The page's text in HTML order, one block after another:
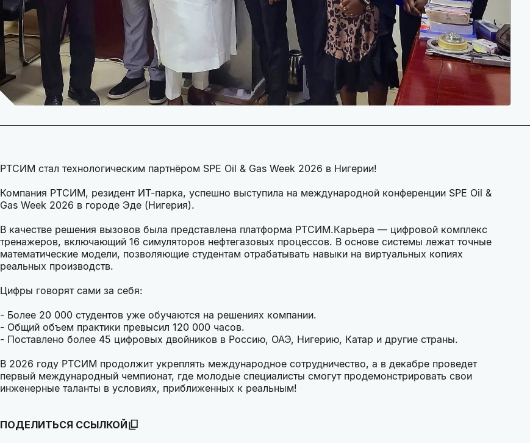
РТСИМ стал технологическим партнёром SPE Oil & Gas Week 2026 в Нигерии!
Компания РТСИМ, резидент ИТ-парка, успешно выступила на международной конференции SPE Oil &
Gas Week 2026 в городе Эде (Нигерия).
В качестве решения вызовов была представлена платформа РТСИМ.Карьера — цифровой комплекс
тренажеров, включающий 16 симуляторов нефтегазовых процессов. В основе системы лежат точные
математические модели, позволяющие студентам отрабатывать навыки на виртуальных копиях
реальных производств.
Цифры говорят сами за себя:
- Более 20 000 студентов уже обучаются на решениях компании.
- Общий объем практики превысил 120 000 часов.
- Поставлено более 45 цифровых двойников в Россию, ОАЭ, Нигерию, Катар и другие страны.
В 2026 году РТСИМ продолжит укреплять международное сотрудничество, а в декабре проведет
первый международный чемпионат, где молодые специалисты смогут продемонстрировать свои
инженерные таланты в условиях, приближенных к реальным!
ПОДЕЛИТЬСЯ ССЫЛКОЙ